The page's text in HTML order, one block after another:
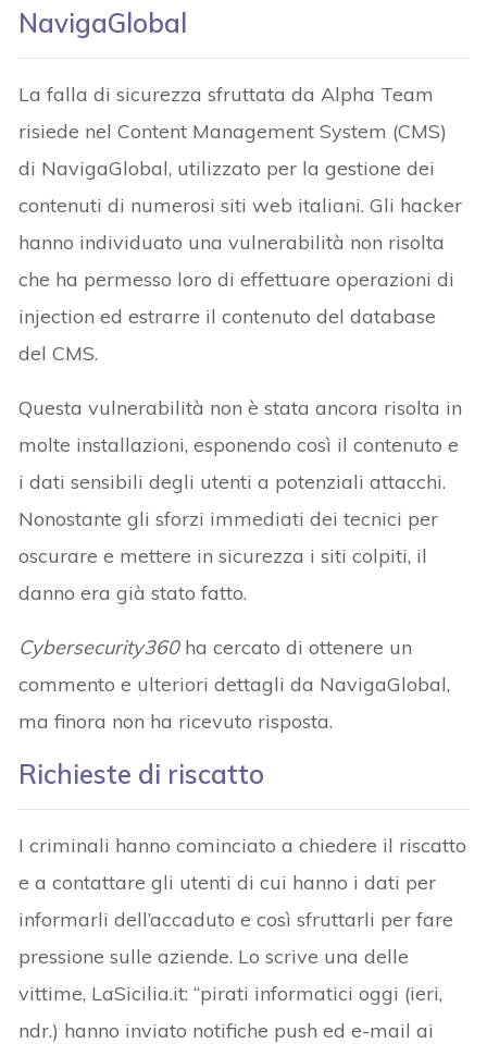
NavigaGlobal
La falla di sicurezza sfruttata da Alpha Team
risiede nel Content Management System (CMS)
di NavigaGlobal, utilizzato per la gestione dei
contenuti di numerosi siti web italiani. Gli hacker
hanno individuato una vulnerabilità non risolta
che ha permesso loro di effettuare operazioni di
injection ed estrarre il contenuto del database
del CMS.
Questa vulnerabilità non è stata ancora risolta in
molte installazioni, esponendo così il contenuto e
i dati sensibili degli utenti a potenziali attacchi.
Nonostante gli sforzi immediati dei tecnici per
oscurare e mettere in sicurezza i siti colpiti, il
danno era già stato fatto.
Cybersecurity360ha cercato di ottenere un
commento e ulteriori dettagli da NavigaGlobal,
ma finora non ha ricevuto risposta.
Richieste di riscatto
I criminali hanno cominciato a chiedere il riscatto
e a contattare gli utenti di cui hanno i dati per
informarli dell’accaduto e così sfruttarli per fare
pressione sulle aziende. Lo scrive una delle
vittime, LaSicilia.it: “pirati informatici oggi (ieri,
ndr.) hanno inviato notifiche push ed e-mail ai